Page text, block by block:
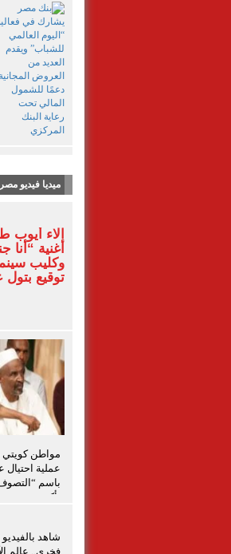
ميديا فيديو مصر
آلاء
أغنية “أنا
وكليب
توقيع بتول
مواطن كويتي
عملية احتيال
باسم
بأكثر من نصف
شاهد
فخري.. عالم